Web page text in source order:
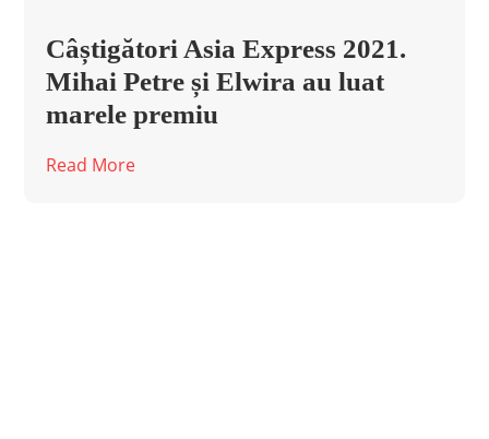
Câștigători Asia Express 2021.
Mihai Petre și Elwira au luat
marele premiu
Read More